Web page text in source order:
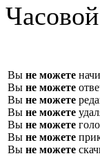
Вы не можете
Вы не можете
Вы не можете
Вы не можете
Вы не можете
Вы не можете
Вы не можете